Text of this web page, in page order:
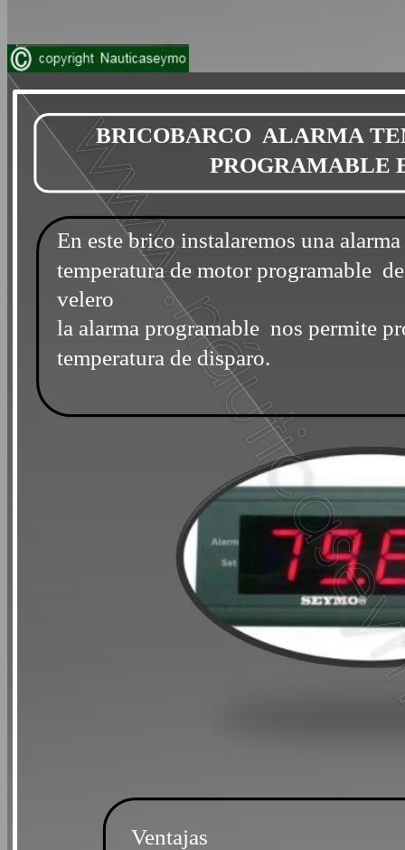
BRICOBARCO ALARMA
PROGRAMABLE
En este brico instalaremos una
temperatura de motor programable
velero
la alarma programable nos permite
temperatura de disparo.
Ventajas